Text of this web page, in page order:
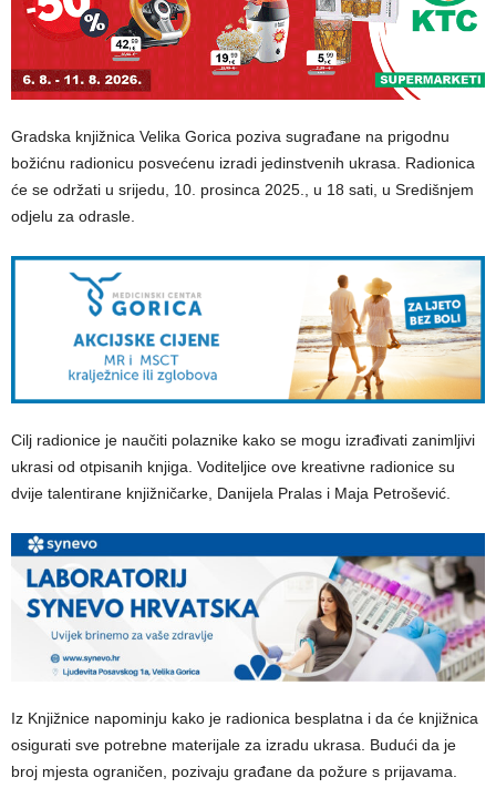
Gradska knjižnica Velika Gorica poziva sugrađane na prigodnu
božićnu radionicu posvećenu izradi jedinstvenih ukrasa. Radionica
će se održati u srijedu, 10. prosinca 2025., u 18 sati, u Središnjem
odjelu za odrasle.
Cilj radionice je naučiti polaznike kako se mogu izrađivati zanimljivi
ukrasi od otpisanih knjiga. Voditeljice ove kreativne radionice su
dvije talentirane knjižničarke, Danijela Pralas i Maja Petrošević.
Iz Knjižnice napominju kako je radionica besplatna i da će knjižnica
osigurati sve potrebne materijale za izradu ukrasa. Budući da je
broj mjesta ograničen, pozivaju građane da požure s prijavama.